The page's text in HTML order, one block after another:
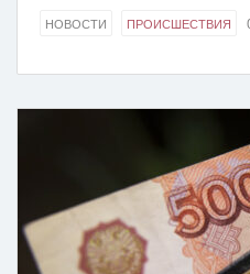
НОВОСТИ ПРОИСШЕСТВИЯ